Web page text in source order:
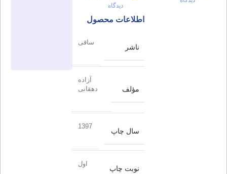
دیدگاه
اطلاعات محصول
ناشر
ساقی
مؤلف
آزاده
دهقانی
سال چاپ
1397
نوبت چاپ
اول